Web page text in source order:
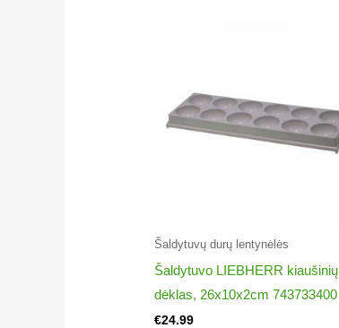
Šaldytuvų durų lentynėlės
Šaldytuvo LIEBHERR kiaušinių
dėklas, 26x10x2cm 743733400
€24.99